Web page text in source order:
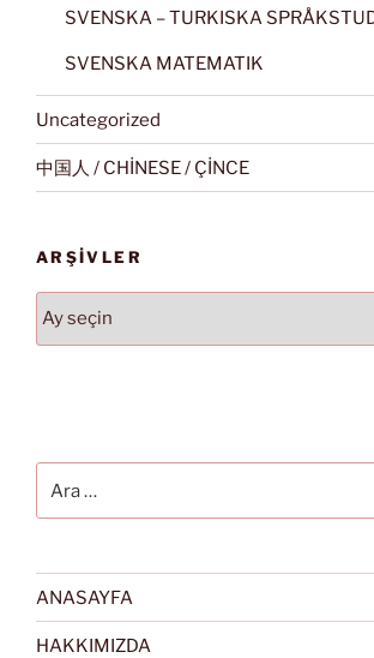
SVENSKA – TURKISKA
SVENSKA MATEMATIK
Uncategorized
中国人 / CHİNESE / ÇİNCE
ARŞIVLER
Arşivler
ANASAYFA
HAKKIMIZDA